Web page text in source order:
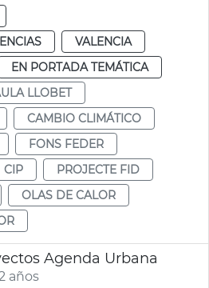
VALENCIA
EN PORTADA TEMÁTICA
LLOBET
CAMBIO CLIMÁTICO
FONS FEDER
CIP
PROJECTE FID
OLAS DE CALOR
Agenda Urbana
años